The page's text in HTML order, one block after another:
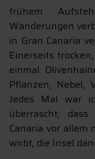
frühem
Wanderungen
in Gran Canaria
Einerseits
einmal
Pflanzen, Nebel,
Jedes Mal war
überrascht,
Canaria vor allem
wirbt, die Insel